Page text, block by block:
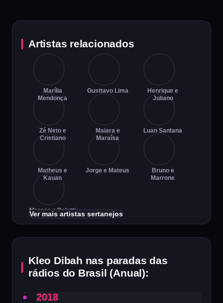
Kleo Dibah nas paradas das
rádios do Brasil (Anual):
2018
Artistas relacionados
Marília
Mendonça
Gusttavo Lima
Henrique e
Juliano
Zé Neto e
Cristiano
Maiara e
Maraísa
Luan Santana
Matheus e
Kauan
Jorge e Mateus
Bruno e
Marrone
Marcos e Belutti
Ver mais artistas sertanejos